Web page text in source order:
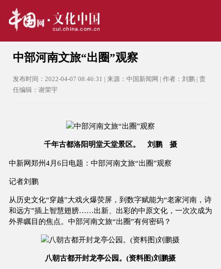
中部河南文旅“出圈”观察
发布时间：2022-04-07 08:46:31 | 来源：中国新闻网 | 作者：刘鹏 | 责
任编辑：谢荣宇
千年古都洛阳明堂天堂景区。 刘鹏 摄
中新网郑州4月6日电题：中部河南文旅“出圈”观察
记者刘鹏
从历史文化“穿越”大戏火爆荧屏，到数字赋能为“老家河南，诗
和远方”插上智慧翅膀……出新、出彩的中原文化，一次次成为
外界瞩目的焦点。中部河南文旅“出圈”有何密码？
八朝古都开封龙亭公园。(资料图)刘鹏摄